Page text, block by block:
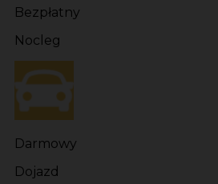
Bezpłatny
Nocleg
Darmowy
Dojazd